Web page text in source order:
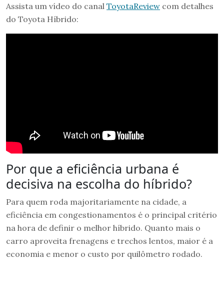
Assista um vídeo do canal ToyotaReview com detalhes
do Toyota Híbrido:
Por que a eficiência urbana é
decisiva na escolha do híbrido?
Para quem roda majoritariamente na cidade, a
eficiência em congestionamentos é o principal critério
na hora de definir o melhor híbrido. Quanto mais o
carro aproveita frenagens e trechos lentos, maior é a
economia e menor o custo por quilômetro rodado.